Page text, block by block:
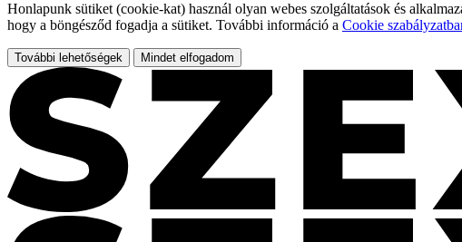
Honlapunk sütiket (cookie-kat) használ olyan webes szolgáltatások és
hogy a böngésződ fogadja a sütiket. További információ a Cookie
További lehetőségek Mindet elfogadom